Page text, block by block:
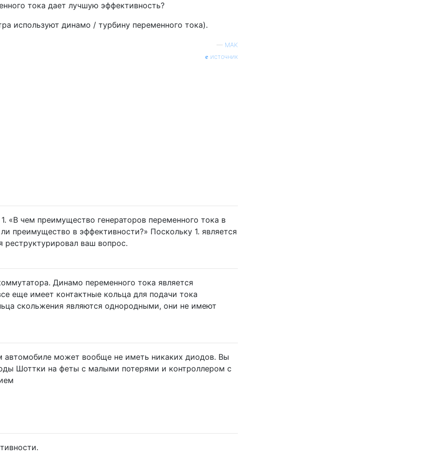
тока дает лучшую эффективность?
используют динамо / турбину переменного тока).
— MAK
источник
«В чем преимущество генераторов переменного тока в
преимущество в эффективности?» Поскольку 1. является
ваш вопрос.
Динамо переменного тока является
еще имеет контактные кольца для подачи тока
скольжения являются однородными, они не имеют
может вообще не иметь никаких диодов. Вы
Шоттки на феты с малыми потерями и контроллером с